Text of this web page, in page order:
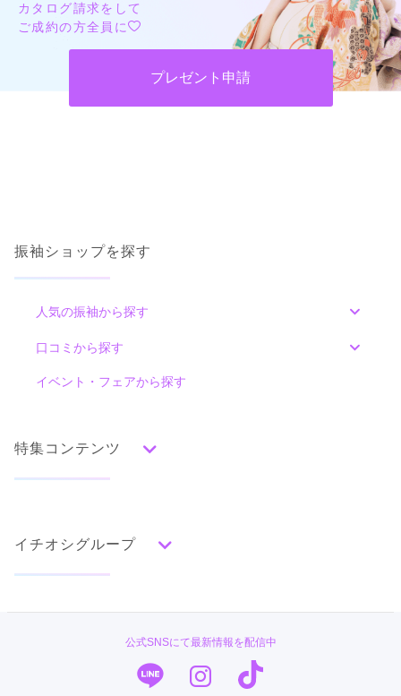
カタログ請求をして
ご成約の方全員に
プレゼント申請
振袖ショップを探す
人気の振袖から探す
色別ランキング
グレー
黒 その他
レトロ
梅 菊 松 竹 牡丹
鶴 車
雪輪 雲取り 道長取り
口コミから探す
口コミ一覧
イベント・フェアから探す
特集コンテンツ
ママ振特集
個性的振袖コーディネート特集
成人式レポート
振袖ブランド特集
イチオシグループ
公式SNSにて最新情報を配信中